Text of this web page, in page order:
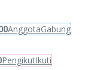
AnggotaGabung
PengikutIkuti